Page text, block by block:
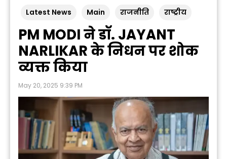
Latest News Main राजनीति राष्ट्रीय
PM MODI ने डॉ. JAYANT
NARLIKAR के निधन पर शोक
व्यक्त किया
May 20, 2025 9:39 PM